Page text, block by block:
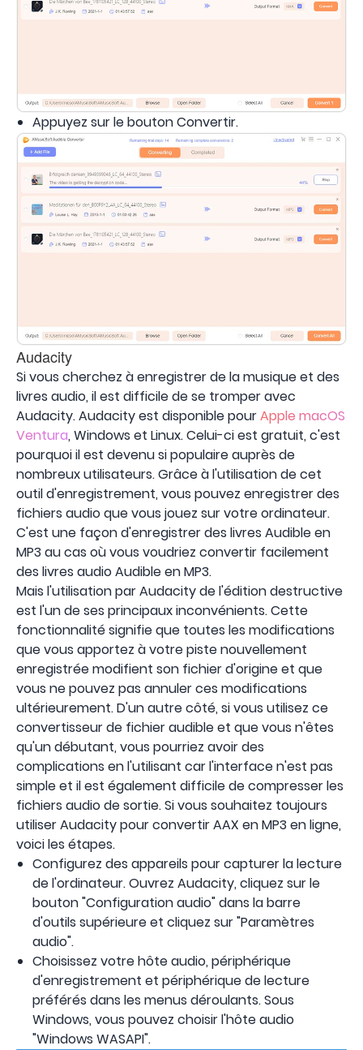
Appuyez sur le bouton Convertir.
Audacity
Si vous cherchez à enregistrer de la musique et des
livres audio, il est difficile de se tromper avec
Audacity. Audacity est disponible pourApple macOS
Ventura, Windows et Linux. Celui-ci est gratuit, c'est
pourquoi il est devenu si populaire auprès de
nombreux utilisateurs. Grâce à l'utilisation de cet
outil d'enregistrement, vous pouvez enregistrer des
fichiers audio que vous jouez sur votre ordinateur.
C'est une façon d'enregistrer des livres Audible en
MP3 au cas où vous voudriez convertir facilement
des livres audio Audible en MP3.
Mais l'utilisation par Audacity de l'édition destructive
est l'un de ses principaux inconvénients. Cette
fonctionnalité signifie que toutes les modifications
que vous apportez à votre piste nouvellement
enregistrée modifient son fichier d'origine et que
vous ne pouvez pas annuler ces modifications
ultérieurement. D'un autre côté, si vous utilisez ce
convertisseur de fichier audible et que vous n'êtes
qu'un débutant, vous pourriez avoir des
complications en l'utilisant car l'interface n'est pas
simple et il est également difficile de compresser les
fichiers audio de sortie. Si vous souhaitez toujours
utiliser Audacity pour convertir AAX en MP3 en ligne,
voici les étapes.
Configurez des appareils pour capturer la lecture
de l'ordinateur. Ouvrez Audacity, cliquez sur le
bouton "Configuration audio" dans la barre
d'outils supérieure et cliquez sur "Paramètres
audio".
Choisissez votre hôte audio, périphérique
d'enregistrement et périphérique de lecture
préférés dans les menus déroulants. Sous
Windows, vous pouvez choisir l'hôte audio
"Windows WASAPI".